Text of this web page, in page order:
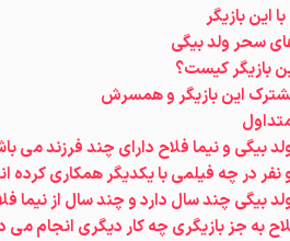
این بازیگر
سحر ولد بیگی
بازیگر کیست؟
این بازیگر و همسرش
بیگی و نیما فلاح دارای چند فرزند می
نفر در چه فیلمی با یکدیگر همکاری کرده
بیگی چند سال دارد و چند سال از نیما
به جز بازیگری چه کار دیگری انجام می